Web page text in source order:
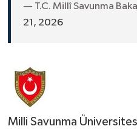
— T.C. Millî Savunma
21, 2026
Milli Savunma